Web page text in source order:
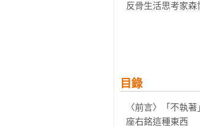
反骨生活思考家
● 比起執著於某件
● 執著於舊有事物
● 如果真要執著
目錄
〈前言〉「不執
座右銘這種東西